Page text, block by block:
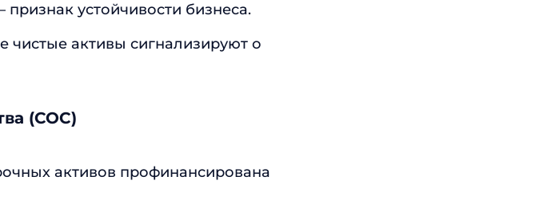
устойчивости бизнеса.
чистые активы сигнализируют о
(СОС)
активов профинансирована